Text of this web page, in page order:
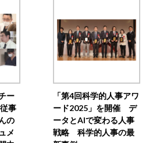
ー
事
の
メ
「第4回科学的人事アワ
ード2025」を開催 デ
ータとAIで変わる人事
戦略 科学的人事の最